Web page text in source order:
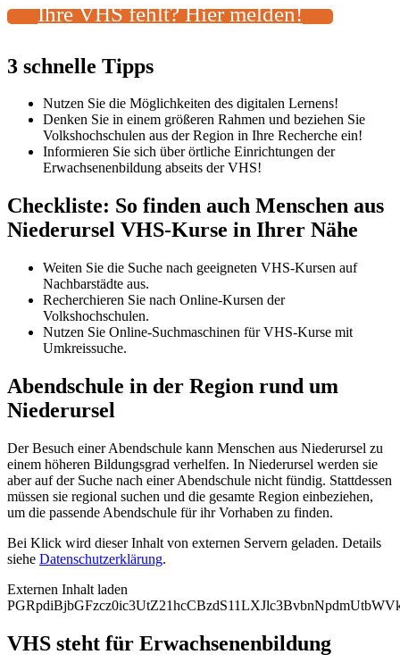
Ihre VHS fehlt? Hier melden!
3 schnelle Tipps
Nutzen Sie die Möglichkeiten des digitalen Lernens!
Denken Sie in einem größeren Rahmen und beziehen Sie
Volkshochschulen aus der Region in Ihre Recherche ein!
Informieren Sie sich über örtliche Einrichtungen der
Erwachsenenbildung abseits der VHS!
Checkliste: So finden auch Menschen aus
Niederursel VHS-Kurse in Ihrer Nähe
Weiten Sie die Suche nach geeigneten VHS-Kursen auf
Nachbarstädte aus.
Recherchieren Sie nach Online-Kursen der
Volkshochschulen.
Nutzen Sie Online-Suchmaschinen für VHS-Kurse mit
Umkreissuche.
Abendschule in der Region rund um
Niederursel
Der Besuch einer Abendschule kann Menschen aus Niederursel zu
einem höheren Bildungsgrad verhelfen. In Niederursel werden sie
aber auf der Suche nach einer Abendschule nicht fündig. Stattdessen
müssen sie regional suchen und die gesamte Region einbeziehen,
um die passende Abendschule für ihr Vorhaben zu finden.
Bei Klick wird dieser Inhalt von externen Servern geladen. Details
siehe Datenschutzerklärung.
Externen Inhalt laden
VHS steht für Erwachsenenbildung